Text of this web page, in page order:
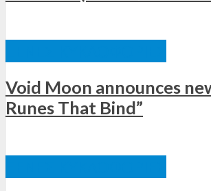
Void Moon announces
Runes That Bind”